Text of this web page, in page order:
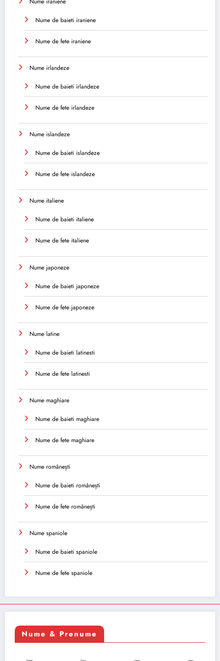
Nume de baieti iraniene
Nume de fete iraniene
Nume irlandeze
Nume de baieti irlandeze
Nume de fete irlandeze
Nume islandeze
Nume de baieti islandeze
Nume de fete islandeze
Nume italiene
Nume de baieti italiene
Nume de fete italiene
Nume japoneze
Nume de baieti japoneze
Nume de fete japoneze
Nume latine
Nume de baieti latinesti
Nume de fete latinesti
Nume maghiare
Nume de baieti maghiare
Nume de fete maghiare
Nume românești
Nume de baieti românești
Nume de fete românești
Nume spaniole
Nume de baieti spaniole
Nume de fete spaniole
Nume & Prenume